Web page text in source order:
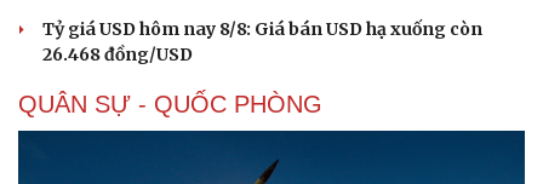
Tỷ giá USD hôm nay 8/8: Giá bán USD hạ xuống còn
26.468 đồng/USD
QUÂN SỰ - QUỐC PHÒNG